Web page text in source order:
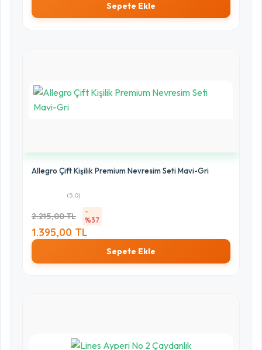
Sepete Ekle
Allegro Çift Kişilik Premium Nevresim Seti Mavi-Gri
(5.0)
2.215,00 TL
-
%37
1.395,00 TL
Sepete Ekle